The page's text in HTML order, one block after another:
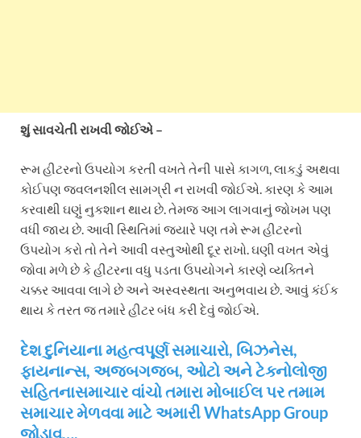
શું સાવચેતી રાખવી જોઈએ –
રૂમ હીટરનો ઉપયોગ કરતી વખતે તેની પાસે કાગળ, લાકડું અથવા
કોઈપણ જ્વલનશીલ સામગ્રી ન રાખવી જોઈએ. કારણ કે આમ
કરવાથી ઘણું નુકશાન થાય છે. તેમજ આગ લાગવાનું જોખમ પણ
વધી જાય છે. આવી સ્થિતિમાં જ્યારે પણ તમે રૂમ હીટરનો
ઉપયોગ કરો તો તેને આવી વસ્તુઓથી દૂર રાખો. ઘણી વખત એવું
જોવા મળે છે કે હીટરના વધુ પડતા ઉપયોગને કારણે વ્યક્તિને
ચક્કર આવવા લાગે છે અને અસ્વસ્થતા અનુભવાય છે. આવું કંઈક
થાય કે તરત જ તમારે હીટર બંધ કરી દેવું જોઈએ.
દેશ દુનિયાના મહત્વપૂર્ણ સમાચારો, બિઝનેસ,
ફાયનાન્સ, અજબગજબ, ઓટો અને ટેક્નોલોજી
સહિતનાસમાચાર વાંચો તમારા મોબાઈલ પર તમામ
સમાચાર મેળવવા માટે અમારી WhatsApp Group
જોડાવ….